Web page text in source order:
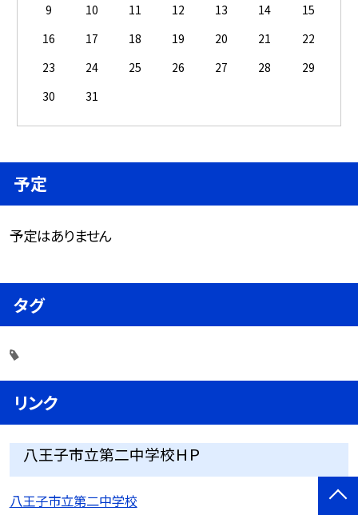
9
10 11 12 13 14
15
16
17 18 19 20 21
22
23
24 25 26 27 28
29
30
31
予定
予定はありません
タグ
リンク
八王子市立第二中学校ＨＰ
八王子市立第二中学校